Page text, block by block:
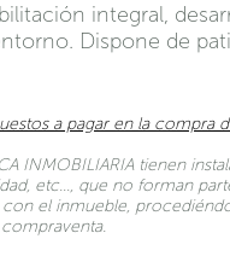
integral,
Dispone de
a pagar en la compra
INMOBILIARIA tienen
etc…, que no forman
el inmueble,